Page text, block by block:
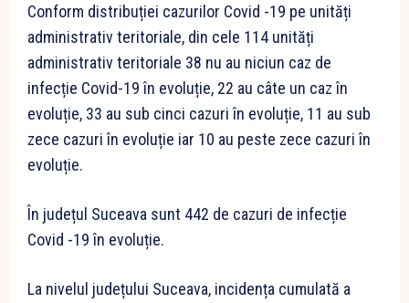
Conform distribuției cazurilor Covid -19 pe unități
administrativ teritoriale, din cele 114 unități
administrativ teritoriale 38 nu au niciun caz de
infecție Covid-19 în evoluție, 22 au câte un caz în
evoluție, 33 au sub cinci cazuri în evoluție, 11 au sub
zece cazuri în evoluție iar 10 au peste zece cazuri în
evoluție.
În județul Suceava sunt 442 de cazuri de infecție
Covid -19 în evoluție.
La nivelul județului Suceava, incidența cumulată a